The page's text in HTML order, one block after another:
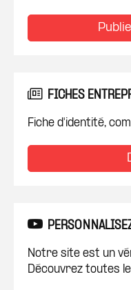
FICHES
Fiche d'identité,
Notre site est un
Découvrez toutes